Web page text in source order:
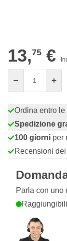
13,75 €
Ordina entro le
Spedizione
100 giorni per
Recensioni
Parla con uno